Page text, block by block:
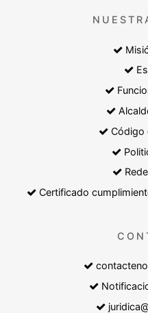
Código
Certificado